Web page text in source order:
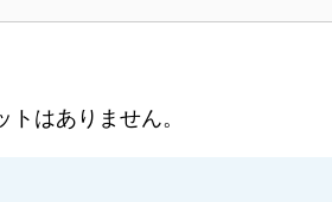
はありません。